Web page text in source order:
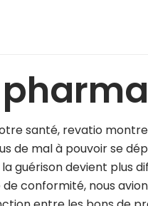
santé, revatio
de mal à pouvoir se
guérison devient plus
conformité, nous